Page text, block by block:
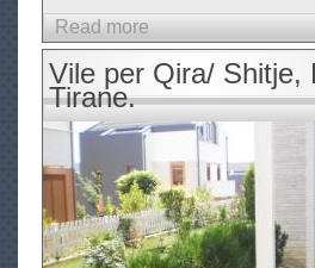
e
r
Q
e
r
a
Read more
b
o
D
u
b
l
Vile per Qira/ Shitje,
Tirane.